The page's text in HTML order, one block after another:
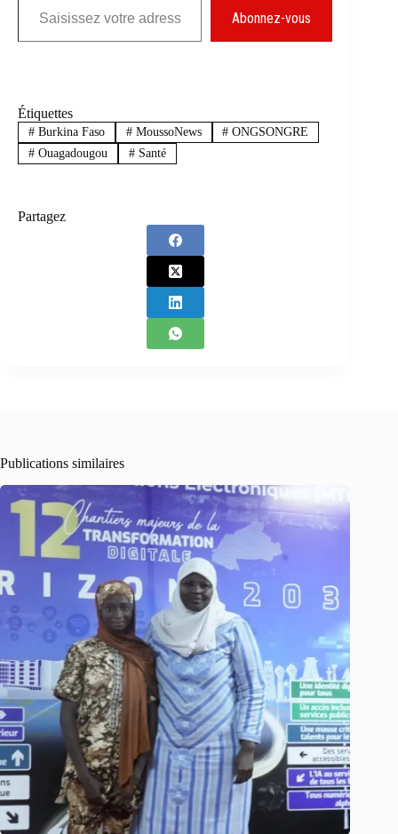
Abonnez-vous
Étiquettes
#Burkina Faso #MoussoNews # ONGSONGRE
#Ouagadougou #Santé
Partagez
Publications similaires